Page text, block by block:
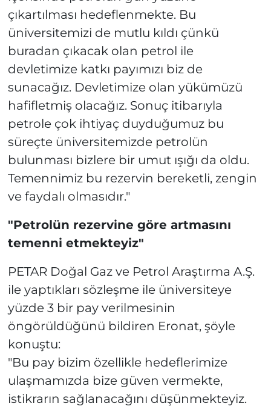
çıkartılması hedeflenmekte. Bu
üniversitemizi de mutlu kıldı çünkü
buradan çıkacak olan petrol ile
devletimize katkı payımızı biz de
sunacağız. Devletimize olan yükümüzü
hafifletmiş olacağız. Sonuç itibarıyla
petrole çok ihtiyaç duyduğumuz bu
süreçte üniversitemizde petrolün
bulunması bizlere bir umut ışığı da oldu.
Temennimiz bu rezervin bereketli, zengin
ve faydalı olmasıdır."
"Petrolün rezervine göre artmasını
temenni etmekteyiz"
PETAR Doğal Gaz ve Petrol Araştırma A.Ş.
ile yaptıkları sözleşme ile üniversiteye
yüzde 3 bir pay verilmesinin
öngörüldüğünü bildiren Eronat, şöyle
konuştu:
"Bu pay bizim özellikle hedeflerimize
ulaşmamızda bize güven vermekte,
istikrarın sağlanacağını düşünmekteyiz.